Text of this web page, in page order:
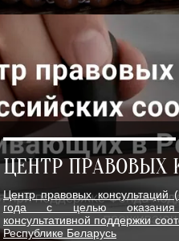
ЦЕНТР ПРАВОВЫХ
Центр правовых
года с целью оказания
консультативной поддержки
Республике Беларусь